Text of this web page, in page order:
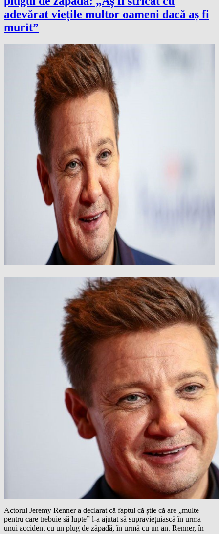
adevărat viețile multor oameni dacă aș fi
murit”
Actorul Jeremy Renner a declarat că faptul că știe că are „multe
pentru care trebuie să lupte” l-a ajutat să supraviețuiască în urma
unui accident cu un plug de zăpadă, în urmă cu un an. Renner, în